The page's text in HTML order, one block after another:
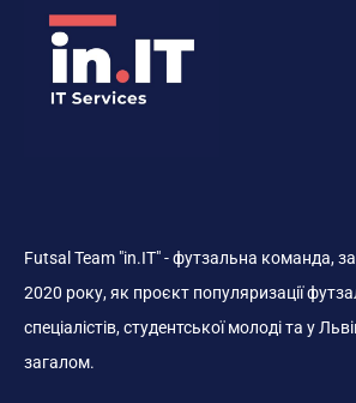
Futsal Team "in.IT" - футзальна команда,
2020 року, як проєкт популяризації
спеціалістів, студентської молоді та у
загалом.